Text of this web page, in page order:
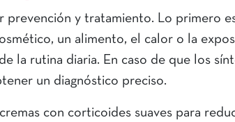
prevención y tratamiento. Lo primero
un alimento, el calor o la
la rutina diaria. En caso de que los
un diagnóstico preciso.
con corticoides suaves para